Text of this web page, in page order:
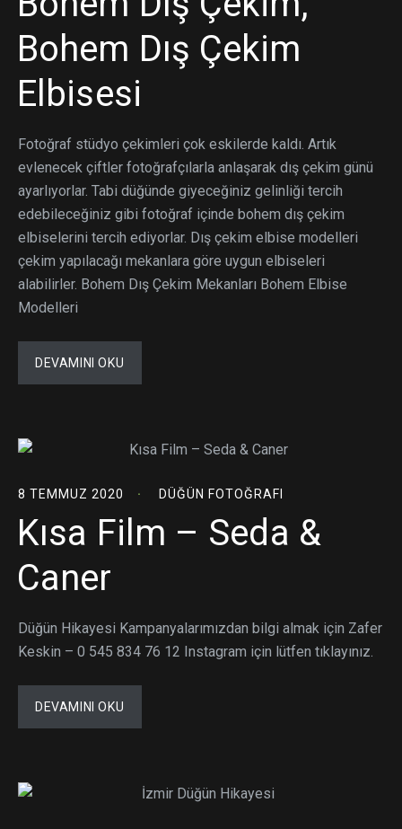
Bohem Dış Çekim
Elbisesi
Fotoğraf stüdyo çekimleri çok eskilerde kaldı. Artık
evlenecek çiftler fotoğrafçılarla anlaşarak dış çekim günü
ayarlıyorlar. Tabi düğünde giyeceğiniz gelinliği tercih
edebileceğiniz gibi fotoğraf içinde bohem dış çekim
elbiselerini tercih ediyorlar. Dış çekim elbise modelleri
çekim yapılacağı mekanlara göre uygun elbiseleri
alabilirler. Bohem Dış Çekim Mekanları Bohem Elbise
Modelleri
DEVAMINI OKU
8 TEMMUZ 2020 DÜĞÜN FOTOĞRAFI
Kısa Film – Seda &
Caner
Düğün Hikayesi Kampanyalarımızdan bilgi almak için Zafer
Keskin – 0 545 834 76 12 Instagram için lütfen tıklayınız.
DEVAMINI OKU